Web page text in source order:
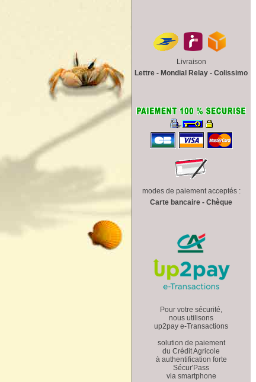
Livraison
Lettre - Mondial Relay - Colissimo
modes de paiement acceptés :
Carte bancaire - Chèque
Pour votre sécurité,
nous utilisons
up2pay e-Transactions
solution de paiement
du Crédit Agricole
à authentification forte
Sécur'Pass
via smartphone